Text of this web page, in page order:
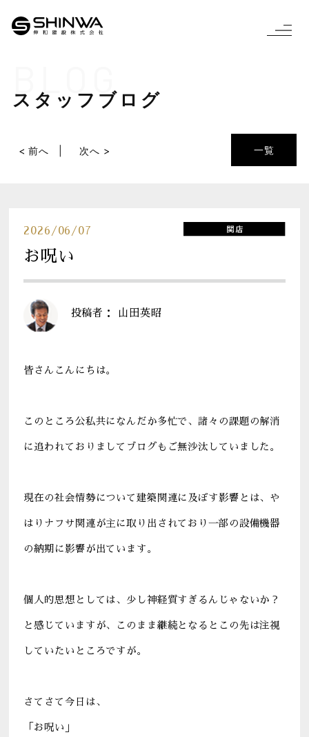
BLOG
スタッフブログ
一覧
< 前へ 次へ >
2026/06/07
お呪い
投稿者： 山田英昭
皆さんこんにちは。
このところ公私共になんだか多忙で、諸々の課題の解消
に追われておりましてブログもご無沙汰していました。
現在の社会情勢について建築関連に及ぼす影響とは、や
はりナフサ関連が主に取り出されており一部の設備機器
の納期に影響が出ています。
個人的思想としては、少し神経質すぎるんじゃないか？
と感じていますが、このまま継続となるとこの先は注視
していたいところですが。
さてさて今日は、
「お呪い」